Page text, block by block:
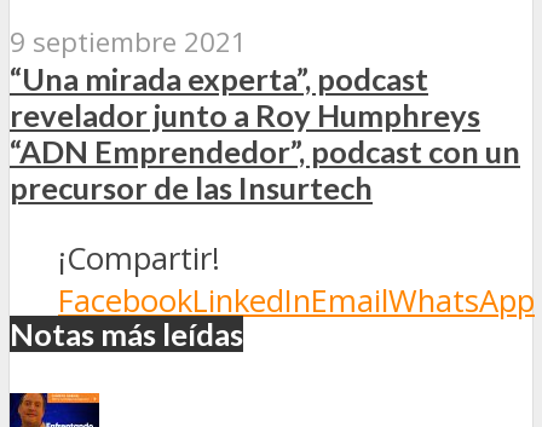
9 septiembre 2021
“Una mirada experta”, podcast
revelador junto a Roy Humphreys
“ADN Emprendedor”, podcast con un
precursor de las Insurtech
¡Compartir!
FacebookLinkedInEmailWhatsApp
Notas más leídas